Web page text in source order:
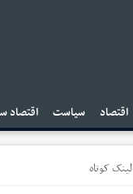
اقتصاد سیاست اقتصاد
لینک کوتاه